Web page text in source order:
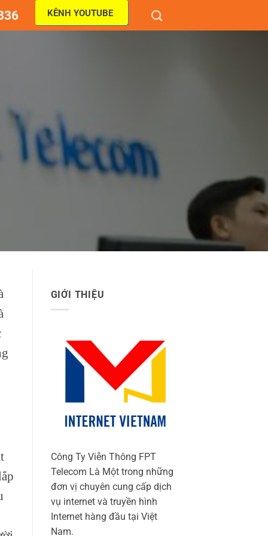
KÊNH YOUTUBE
GIỚI THIỆU
Công Ty Viễn Thông FPT
Telecom Là Một trong những
đơn vị chuyên cung cấp dịch
vụ internet và truyền hình
Internet hàng đầu tại Việt
Nam.